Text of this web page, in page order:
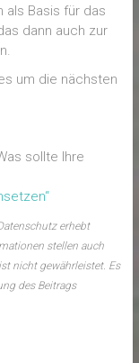
als Basis für das
dann auch zur
um die nächsten
sollte Ihre
erhebt
stellen auch
nicht gewährleistet. Es
des Beitrags